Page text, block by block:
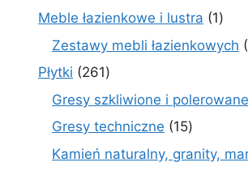
produkty
Meble łazienkowe i lustra 11
Zestawy mebli łazienkowych
Płytki 261261
produktów
Gresy szkliwione i polerowane
Gresy techniczne 1515
produktów
Kamień naturalny, granity,